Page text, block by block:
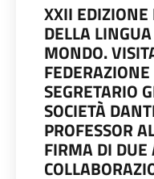
XXII
DELLA
MONDO.
SEGRETARIO
SOCIETÀ
PROFESSOR
FIRMA DI DUE